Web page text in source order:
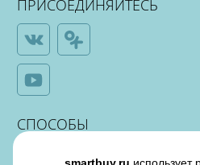
ПРИСОЕДИНЯЙТЕСЬ
СПОСОБЫ
ОПЛАТЫ